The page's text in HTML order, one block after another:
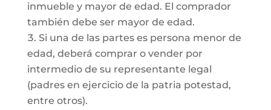
inmueble y mayor de edad. El comprador
también debe ser mayor de edad.
Si una de las partes es persona menor de
edad, deberá comprar o vender por
intermedio de su representante legal
(padres en ejercicio de la patria potestad,
entre otros).